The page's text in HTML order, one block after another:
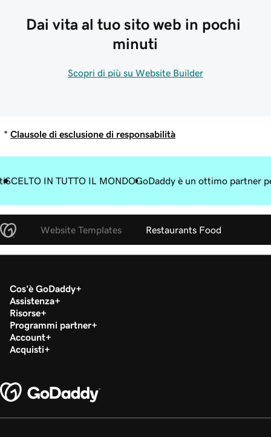
Dai vita al tuo sito web in pochi
minuti
Scopri di più su Website Builder
* Clausole di esclusione di responsabilità
SCELTO IN TUTTO IL MONDOGoDaddy è un ottimo partner
Website Templates Restaurants Food
Cos'è GoDaddy
Assistenza
Risorse
Programmi partner
Account
Acquisti